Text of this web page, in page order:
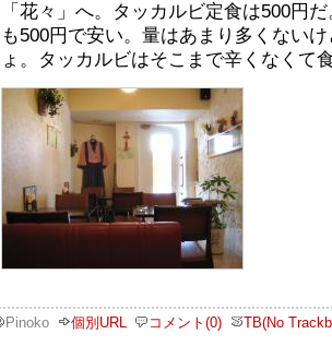
「花々」へ。タッカルビ定食は500円
も500円で安い。量はあまり多くない
ょ。タッカルビはそこまで辛くなくて
Pinoko 個別URL コメント(0) TB(No